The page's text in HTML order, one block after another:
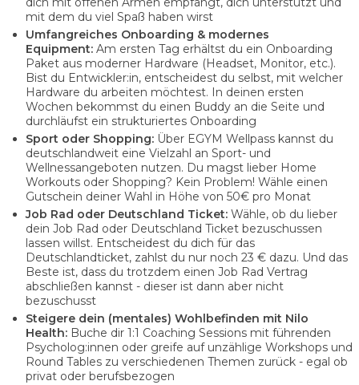
mit dem du viel Spaß haben wirst
Umfangreiches Onboarding & modernes
Equipment: Am ersten Tag erhältst du ein Onboarding
Paket aus moderner Hardware (Headset, Monitor, etc.).
Bist du Entwickler:in, entscheidest du selbst, mit welcher
Hardware du arbeiten möchtest. In deinen ersten
Wochen bekommst du einen Buddy an die Seite und
durchläufst ein strukturiertes Onboarding
Sport oder Shopping: Über EGYM Wellpass kannst du
deutschlandweit eine Vielzahl an Sport- und
Wellnessangeboten nutzen. Du magst lieber Home
Workouts oder Shopping? Kein Problem! Wähle einen
Gutschein deiner Wahl in Höhe von 50€ pro Monat
Job Rad oder Deutschland Ticket: Wähle, ob du lieber
dein Job Rad oder Deutschland Ticket bezuschussen
lassen willst. Entscheidest du dich für das
Deutschlandticket, zahlst du nur noch 23 € dazu. Und das
Beste ist, dass du trotzdem einen Job Rad Vertrag
abschließen kannst - dieser ist dann aber nicht
bezuschusst
Steigere dein (mentales) Wohlbefinden mit Nilo
Health: Buche dir 1:1 Coaching Sessions mit führenden
Psycholog:innen oder greife auf unzählige Workshops und
Round Tables zu verschiedenen Themen zurück - egal ob
privat oder berufsbezogen